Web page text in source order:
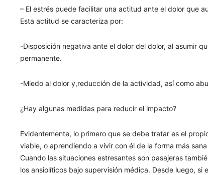
– El estrés puede facilitar una actitud ante el dolor que
Esta actitud se caracteriza por:
-Disposición negativa ante el dolor del dolor, al asumir
permanente.
-Miedo al dolor y,reducción de la actividad, así como
¿Hay algunas medidas para reducir el impacto?
Evidentemente, lo primero que se debe tratar es el
viable, o aprendiendo a vivir con él de la forma más
Cuando las situaciones estresantes son pasajeras
los ansiolíticos bajo supervisión médica. Desde luego,